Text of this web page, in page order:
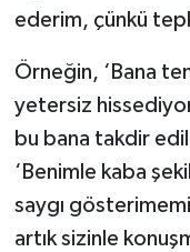
ederim, çünkü
Örneğin, ‘Bana
yetersiz
bu bana takdir
‘Benimle kaba
saygı
artık sizinle